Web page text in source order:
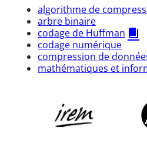
algorithme de
arbre binaire
codage de Huffman
codage numérique
compression de
mathématiques et